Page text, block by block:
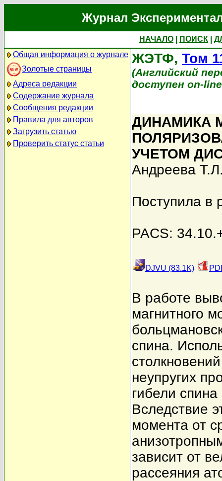
Журнал
НАЧАЛО ПОИСК
Общая информация о журнале
Золотые страницы
Адреса редакции
Содержание журнала
Сообщения редакции
Правила для авторов
Загрузить статью
Проверить статус статьи
ЖЭТФ, Том
(Английский
доступен on-
ДИНАМИКА
УЧЕТОМ
Андреева
Поступила в
PACS:
DJVU (83.1K)
В работе
магнитного
спина.
неупругих
гибели
Вследствие
момента от
зависит от
рассеяния